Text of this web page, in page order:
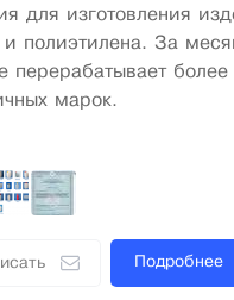
для изготовления
и полиэтилена. За
перерабатывает более
марок.
Подробнее